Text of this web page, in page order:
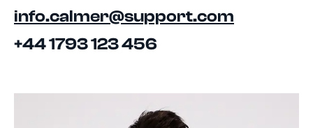
info.calmer@support.com
+44 1793 123 456